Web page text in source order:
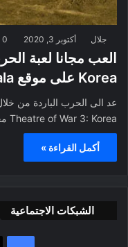
جلال أكتوبر 3, 2020 0
Korea على موقع Indiegala
عد الى الحرب الباردة من
Theatre of War 3: Korea مجانا على موقع Indiegala.…
أكمل القراءة »
الشبكات الاجتماعية